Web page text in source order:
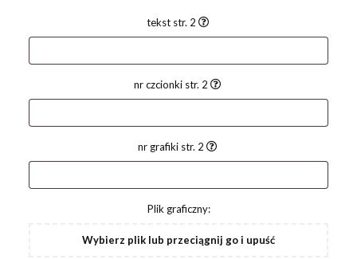
tekst str. 2
nr czcionki str. 2
nr grafiki str. 2
Plik graficzny:
Wybierz plik lub przeciągnij go i upuść